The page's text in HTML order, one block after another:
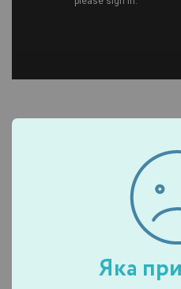
Интересные
Яка